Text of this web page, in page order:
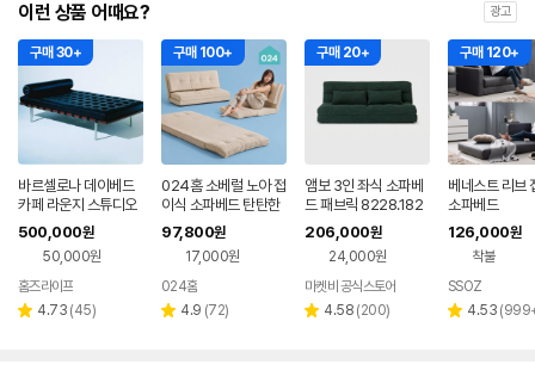
이런 상품 어때요? 광고
구매 30+
바르셀로나 데이베드
카페 라운지 스튜디오
침대 베드쇼파 블랙 p
u가죽 183x84cm
500,000원
50,000원
홈즈라이프
별 4.73 리
(45)
구매 100+
024홈 소베럴 노아 접
이식 소파베드 탄탄한
패브릭 쇼파 침대 M (9
0x190x9cm), 아이
보리, 1인용
97,800원
17,000원
024홈
별 4.9 리
(72)
구매 20+
앰보 3인 좌식 소파베
드 패브릭 8228.182
0, 다크그린
206,000원
24,000원
마켓비 공식스토어
별 4.58 리
(200)
구매 120+
베네스트 리브
소파베드
126,000원
착불
페이
SSOZ
별 4.53 리
(